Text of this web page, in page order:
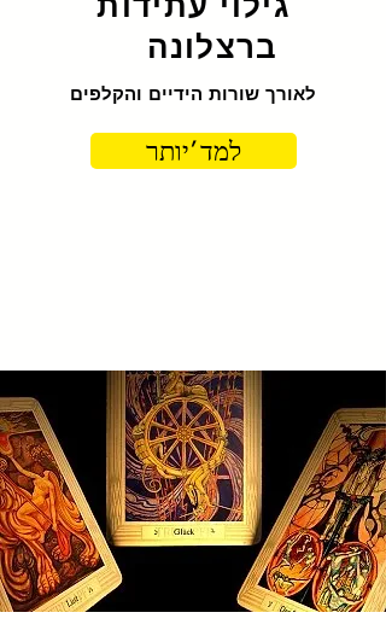
ברצלונה
לאורך שורות הידיים והקלפים
למד 'יותר